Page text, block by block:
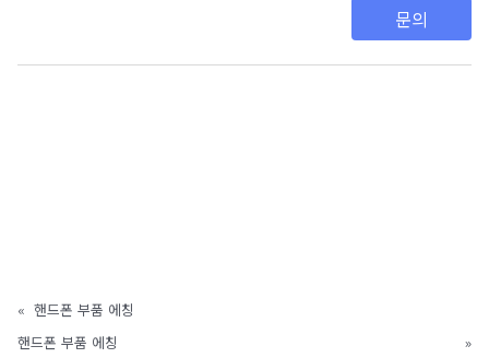
문의
« 핸드폰 부품 에칭
핸드폰 부품 에칭
»